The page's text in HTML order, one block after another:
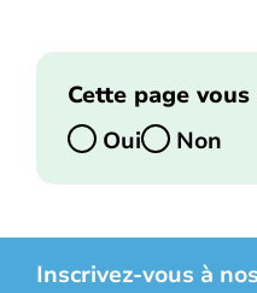
Cette page
Oui
Non
Inscrivez-vous à